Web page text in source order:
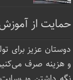
حمایت از
دوستان عزیز برای
و هزینه صرف